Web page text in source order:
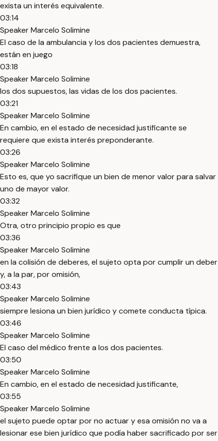
exista un interés equivalente.
03:14
Speaker Marcelo Solimine
El caso de la ambulancia y los dos pacientes demuestra,
están en juego
03:18
Speaker Marcelo Solimine
los dos supuestos, las vidas de los dos pacientes.
03:21
Speaker Marcelo Solimine
En cambio, en el estado de necesidad justificante se
requiere que exista interés preponderante.
03:26
Speaker Marcelo Solimine
Esto es, que yo sacrifique un bien de menor valor para salvar
uno de mayor valor.
03:32
Speaker Marcelo Solimine
Otra, otro principio propio es que
03:36
Speaker Marcelo Solimine
en la colisión de deberes, el sujeto opta por cumplir un deber
y, a la par, por omisión,
03:43
Speaker Marcelo Solimine
siempre lesiona un bien jurídico y comete conducta típica.
03:46
Speaker Marcelo Solimine
El caso del médico frente a los dos pacientes.
03:50
Speaker Marcelo Solimine
En cambio, en el estado de necesidad justificante,
03:55
Speaker Marcelo Solimine
el sujeto puede optar por no actuar y esa omisión no va a
lesionar ese bien jurídico que podía haber sacrificado por ser